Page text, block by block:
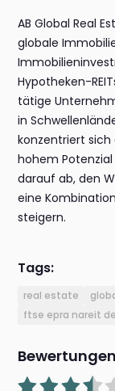
AB Global Real
globale
Hypotheken-
tätige
in
konzentriert
hohem
darauf ab, den
eine
steigern.
Tags:
real estate
ftse epra nareit